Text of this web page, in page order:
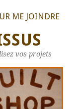
ME JOINDRE
vos projets